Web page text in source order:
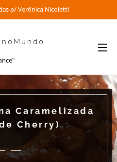
p/ Verônica Nicoletti
Caramelizada
Cherry)